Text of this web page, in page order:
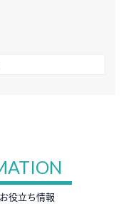
役立ち情報